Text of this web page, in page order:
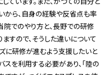
から、自身の経験や反省点も率
院でのやり方と、長野での研修
すので、そうした違いについて
に研修が進むよう支援したいと
スを利用する必要があり、「陸の